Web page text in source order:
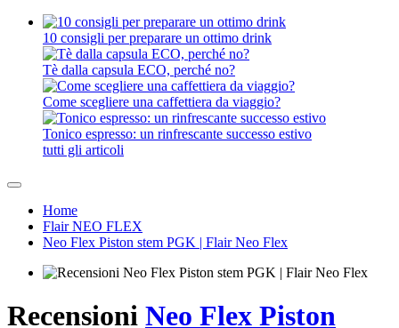
10 consigli per preparare un ottimo drink
Tè dalla capsula ECO, perché no?
Come scegliere una caffettiera da viaggio?
Tonico espresso: un rinfrescante successo estivo
tutti gli articoli
Home
Flair NEO FLEX
Neo Flex Piston stem PGK | Flair Neo Flex
Recensioni Neo Flex Piston